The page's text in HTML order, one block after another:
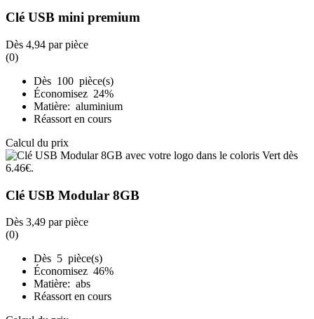
Clé USB mini premium
Dès 4,94 par pièce
(0)
Dès 100 pièce(s)
Économisez 24%
Matière: aluminium
Réassort en cours
Calcul du prix
Clé USB Modular 8GB
Dès 3,49 par pièce
(0)
Dès 5 pièce(s)
Économisez 46%
Matière: abs
Réassort en cours